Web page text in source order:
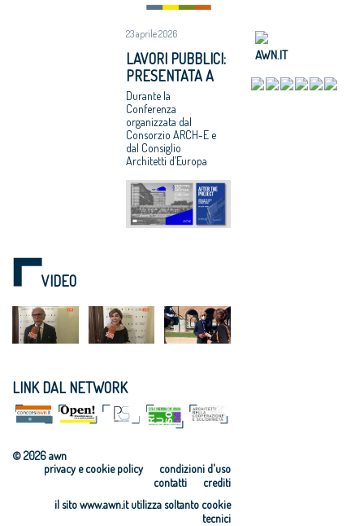
23 aprile 2026
LAVORI PUBBLICI:
PRESENTATA A
BRUXELLES LA
RICERCA CNAPPC
“DOPO IL
PROGETTO”
Durante la
Conferenza
organizzata dal
Consorzio ARCH-E e
dal Consiglio
Architetti d’Europa
VIDEO
LINK DAL NETWORK
© 2026 awn
condizioni d'uso
privacy e cookie policy
crediti
contatti
il sito www.awn.it utilizza soltanto cookie
tecnici
AWN.IT